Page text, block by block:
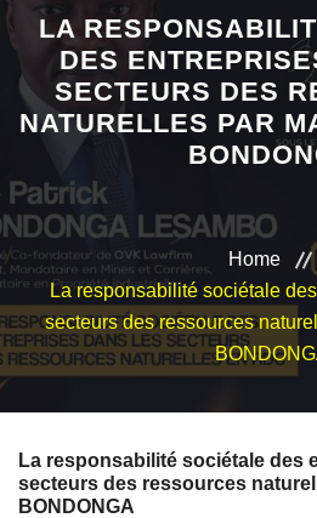
MON COMPTE
AWASHOP
VEILLE JURIDIQUE ET FISCALE
LES ANALYSES
LA
DES
SECTEURS DES
NATURELLES PAR
Home
La responsabilité sociétale
secteurs des ressources
La responsabilité sociétale des
secteurs des ressources
BONDONGA